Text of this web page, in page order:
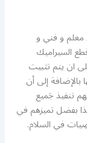
و فني و
السيراميك
ان يتم تثبيت
إلى أن
تنفيذ جَميع
بفضل تميزهم في
في السلام.